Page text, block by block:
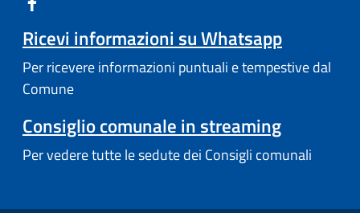
Ricevi informazioni su Whatsapp
Per ricevere informazioni puntuali e tempestive dal
Comune
Consiglio comunale in streaming
Per vedere tutte le sedute dei Consigli comunali